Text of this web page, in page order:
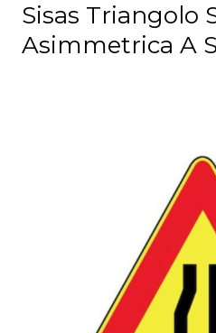
Sisas Triangolo
Asimmetrica A